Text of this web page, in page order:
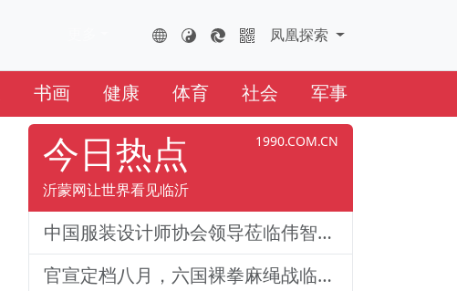
FHTS.CN
凤凰探索 凤凰云全球互联网
书画 健康 体育 社会 军事
今日热点 1990.COM.CN
沂蒙网让世界看见临沂
中国服装设计师协会领导莅临伟智集团检查指导工作
官宣定档八月，六国裸拳麻绳战临沂巅峰对决！2026铁拳武风·红韵临沂国际巅峰搏击赛新闻发布会举行